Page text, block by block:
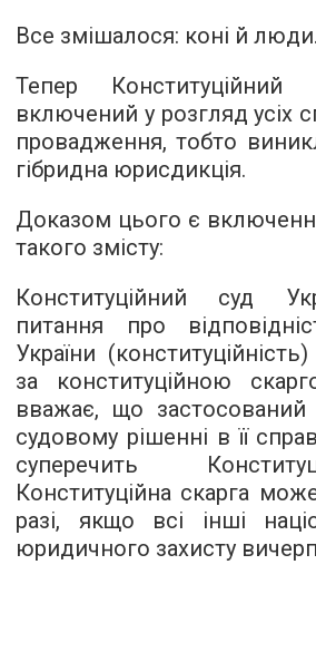
Все змішалося: коні й люди.
Тепер
включений у розгляд усіх
провадження, тобто
гібридна юрисдикція.
Доказом цього є
такого змісту:
Конституційний суд
питання про
України
за конституційною
вважає, що
судовому рішенні в її
суперечить
Конституційна скарга
разі, якщо всі інші
юридичного захисту